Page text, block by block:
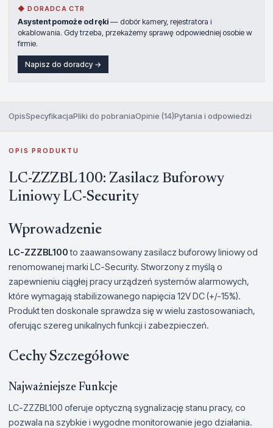
◆ DORADCA CTR
Asystent pomoże od ręki — dobór kamery, rejestratora i
okablowania. Gdy trzeba, przekażemy sprawę odpowiedniej osobie w
firmie.
Napisz do doradcy →
OpisSpecyfikacjaPliki do pobraniaOpinie (14)Pytania i odpowiedzi
OPIS PRODUKTU
LC-ZZZBL100: Zasilacz Buforowy
Liniowy LC-Security
Wprowadzenie
LC-ZZZBL100to zaawansowany zasilacz buforowy liniowy od
renomowanej marki LC-Security. Stworzony z myślą o
zapewnieniu ciągłej pracy urządzeń systemów alarmowych,
które wymagają stabilizowanego napięcia 12V DC (+/-15%).
Produkt ten doskonale sprawdza się w wielu zastosowaniach,
oferując szereg unikalnych funkcji i zabezpieczeń.
Cechy Szczegółowe
Najważniejsze Funkcje
LC-ZZZBL100 oferuje optyczną sygnalizację stanu pracy, co
pozwala na szybkie i wygodne monitorowanie jego działania.